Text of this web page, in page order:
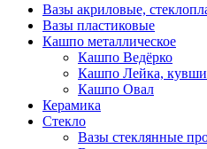
Вазы акриловые,
Вазы пластиковые
Кашпо металлическое
Кашпо Ведёрко
Кашпо Лейка,
Кашпо Овал
Керамика
Стекло
Вазы стеклянные